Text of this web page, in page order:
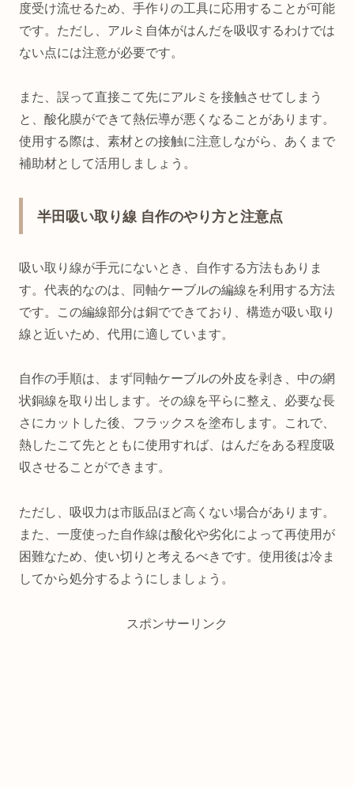
度受け流せるため、手作りの工具に応用することが可能
です。ただし、アルミ自体がはんだを吸収するわけでは
ない点には注意が必要です。
また、誤って直接こて先にアルミを接触させてしまう
と、酸化膜ができて熱伝導が悪くなることがあります。
使用する際は、素材との接触に注意しながら、あくまで
補助材として活用しましょう。
半田吸い取り線 自作のやり方と注意点
吸い取り線が手元にないとき、自作する方法もありま
す。代表的なのは、同軸ケーブルの編線を利用する方法
です。この編線部分は銅でできており、構造が吸い取り
線と近いため、代用に適しています。
自作の手順は、まず同軸ケーブルの外皮を剥き、中の網
状銅線を取り出します。その線を平らに整え、必要な長
さにカットした後、フラックスを塗布します。これで、
熱したこて先とともに使用すれば、はんだをある程度吸
収させることができます。
ただし、吸収力は市販品ほど高くない場合があります。
また、一度使った自作線は酸化や劣化によって再使用が
困難なため、使い切りと考えるべきです。使用後は冷ま
してから処分するようにしましょう。
スポンサーリンク